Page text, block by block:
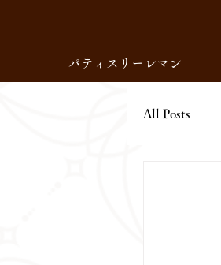
パティスリーレマン
All Posts